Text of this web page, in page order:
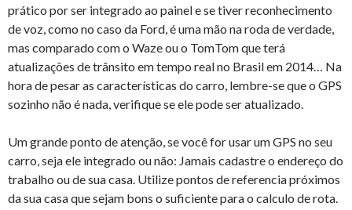
prático por ser integrado ao painel e se tiver reconhecimento
de voz, como no caso da Ford, é uma mão na roda de verdade,
mas comparado com o Waze ou o TomTom que terá
atualizações de trânsito em tempo real no Brasil em 2014… Na
hora de pesar as características do carro, lembre-se que o GPS
sozinho não é nada, verifique se ele pode ser atualizado.
Um grande ponto de atenção, se você for usar um GPS no seu
carro, seja ele integrado ou não: Jamais cadastre o endereço do
trabalho ou de sua casa. Utilize pontos de referencia próximos
da sua casa que sejam bons o suficiente para o calculo de rota.